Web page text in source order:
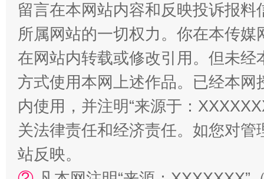
站台名比不上好声名
留言在本网站内容和反映投诉报
所属网站的一切权力。你在本传
在网站内转载或修改引用。但未
方式使用本网上述作品。已经本
内使用，并注明“来源于：
关法律责任和经济责任。如您对
站反映。